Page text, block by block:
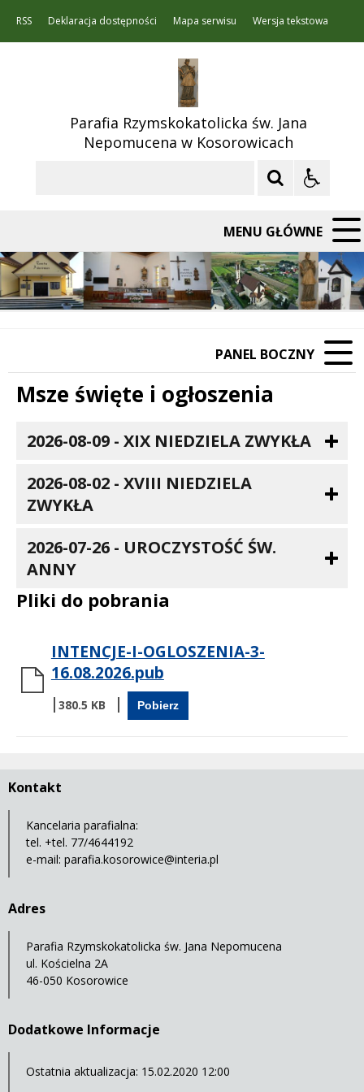
RSS Deklaracja dostępności Mapa serwisu Wersja tekstowa
Parafia Rzymskokatolicka św. Jana
Nepomucena w Kosorowicach
MENU GŁÓWNE
PANEL BOCZNY
Msze święte i ogłoszenia
2026-08-09 - XIX NIEDZIELA ZWYKŁA
2026-08-02 - XVIII NIEDZIELA
ZWYKŁA
2026-07-26 - UROCZYSTOŚĆ ŚW.
ANNY
Pliki do pobrania
INTENCJE-I-OGLOSZENIA-3-
16.08.2026.pub
380.5 KB Pobierz
Kontakt
Kancelaria parafialna:
tel. +tel. 77/4644192
e-mail: parafia.kosorowice@interia.pl
Adres
Parafia Rzymskokatolicka św. Jana Nepomucena
ul. Kościelna 2A
46-050 Kosorowice
Dodatkowe Informacje
Ostatnia aktualizacja: 15.02.2020 12:00